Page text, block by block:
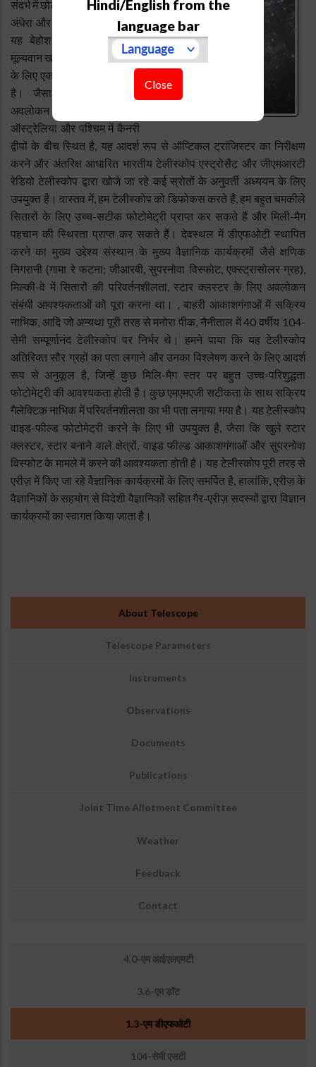
संदर्भ में छोटा है, देवस्थल स्थल पर
अंधेरा और उप-आर्कसेक देखने से
यह बेहोश वस्तुओं के क्षेत्र में
मूल्यवान खगोलीय अनुसंधान करने
के लिए एक उत्कृष्ट सुविधा बनाता
है। जैसा कि यह ऑप्टिकल
अवलोकन सुविधा पूर्व में
ऑस्ट्रेलिया और पश्चिम में कैनरी
द्वीपों के बीच स्थित है, यह आदर्श रूप से ऑप्टिकल ट्रांजिस्टर का निरीक्षण
करने और अंतरिक्ष आधारित भारतीय टेलीस्कोप एस्ट्रोसैट और जीएमआरटी
रेडियो टेलीस्कोप द्वारा खोजे जा रहे कई स्रोतों के अनुवर्ती अध्ययन के लिए
उपयुक्त है। वास्तव में, हम टेलीस्कोप को डिफोकस करते हैं, हम बहुत चमकीले
सितारों के लिए उच्च-सटीक फोटोमेट्री प्राप्त कर सकते हैं और मिली-मैग
पहचान की स्थिरता प्राप्त कर सकते हैं। देवस्थल में डीएफओटी स्थापित
करने का मुख्य उद्देश्य संस्थान के मुख्य वैज्ञानिक कार्यक्रमों जैसे क्षणिक
निगरानी (गामा रे फटना; जीआरबी, सुपरनोवा विस्फोट, एक्स्ट्रासोलर ग्रह),
मिल्की-वे में सितारों की परिवर्तनशीलता, स्टार क्लस्टर के लिए अवलोकन
संबंधी आवश्यकताओं को पूरा करना था। , बाहरी आकाशगंगाओं में सक्रिय
नाभिक, आदि जो अन्यथा पूरी तरह से मनोरा पीक, नैनीताल में 40 वर्षीय 104-
सेमी सम्पूर्णानंद टेलीस्कोप पर निर्भर थे। हमने पाया कि यह टेलीस्कोप
अतिरिक्त सौर ग्रहों का पता लगाने और उनका विश्लेषण करने के लिए आदर्श
रूप से अनुकूल है, जिन्हें कुछ मिलि-मैग स्तर पर बहुत उच्च-परिशुद्धता
फोटोमेट्री की आवश्यकता होती है। कुछ एमएमएजी सटीकता के साथ सक्रिय
गैलेक्टिक नाभिक में परिवर्तनशीलता का भी पता लगाया गया है। यह टेलीस्कोप
वाइड-फील्ड फोटोमेट्री करने के लिए भी उपयुक्त है, जैसा कि खुले स्टार
क्लस्टर, स्टार बनाने वाले क्षेत्रों, वाइड फील्ड आकाशगंगाओं और सुपरनोवा
विस्फोट के मामले में करने की आवश्यकता होती है। यह टेलीस्कोप पूरी तरह से
एरीज़ में किए जा रहे वैज्ञानिक कार्यक्रमों के लिए समर्पित है, हालांकि, एरीज़ के
वैज्ञानिकों के सहयोग से विदेशी वैज्ञानिकों सहित गैर-एरीज़ सदस्यों द्वारा विज्ञान
कार्यक्रमों का स्वागत किया जाता है।
About Telescope
Telescope Parameters
Instruments
Observations
Documents
Publications
Joint Time Allotment Committee
Weather
Feedback
Contact
Telescopes_Facilities
4.0-एम आईएलएमटी
3.6-एम डॉट
1.3-एम डीएफओटी
104-सेमी एसटी
Hindi/English from the
language bar
Close